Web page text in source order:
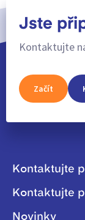
Jste
Kontaktujte
Začít
Kontaktujte
Kontaktujte
Novinky